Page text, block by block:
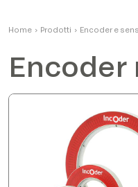
Home › Prodotti › Encoder e
Encoder